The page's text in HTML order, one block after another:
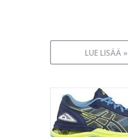
LUE LISÄÄ »